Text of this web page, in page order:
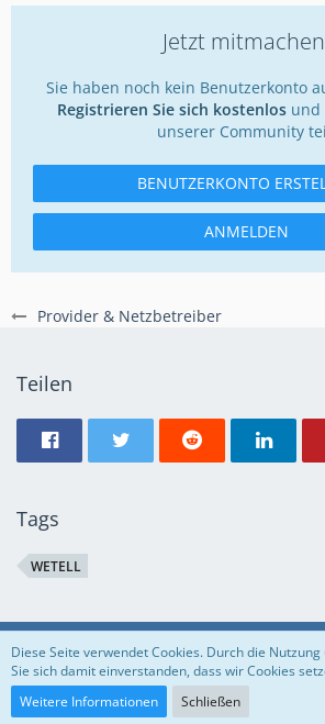
Provider & Netzbetreiber
Jetzt
Sie haben noch kein Benutzerkonto
Registrieren Sie sich kostenlosund
unserer Community
BENUTZERKONTO
ANMELDEN
Teilen
Tags
WETELL
Regeln Datenschutzerklärung
Community-Software:
Diese Seite verwendet Cookies. Durch die
Sie sich damit einverstanden, dass wir Cookies
Weitere Informationen
Schließen